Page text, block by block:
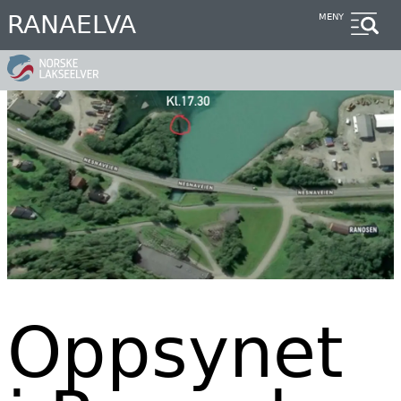
Hopp
til
hovedinnhold
RANAELVA MENY
Oppsynet